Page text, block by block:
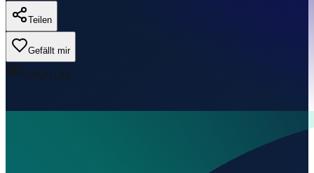
Teilen
Gefällt mir
0Aufrufe